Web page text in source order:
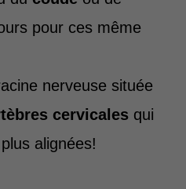
pour ces même
nerveuse située
cervicales qui
alignées!